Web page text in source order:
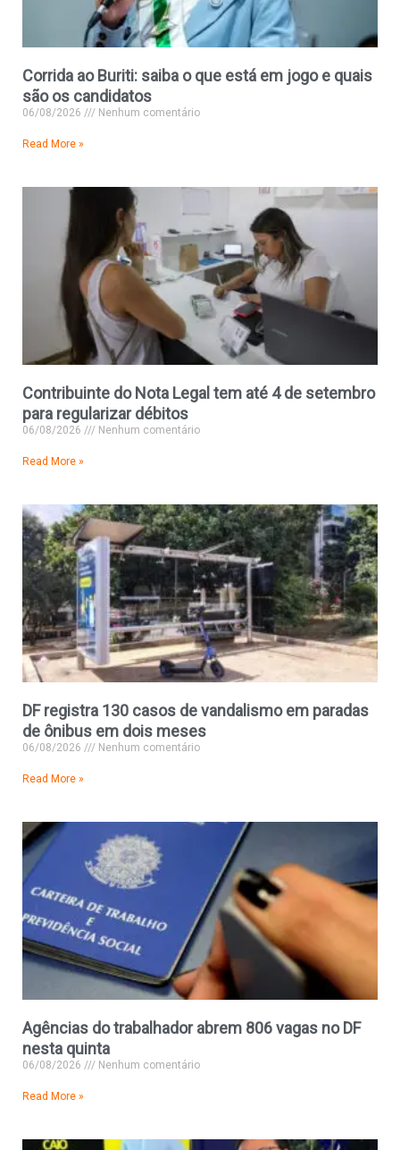
Corrida ao Buriti: saiba o que está em jogo e quais
são os candidatos
06/08/2026 Nenhum comentário
Read More »
Contribuinte do Nota Legal tem até 4 de setembro
para regularizar débitos
06/08/2026 Nenhum comentário
Read More »
DF registra 130 casos de vandalismo em paradas
de ônibus em dois meses
06/08/2026 Nenhum comentário
Read More »
Agências do trabalhador abrem 806 vagas no DF
nesta quinta
06/08/2026 Nenhum comentário
Read More »